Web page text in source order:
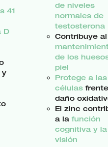
41
D
y
de niveles
normales de
testosterona
Contribuye al
de los
piel
Protege a las
células
daño
El zinc
a la función
cognitiva y la
visión